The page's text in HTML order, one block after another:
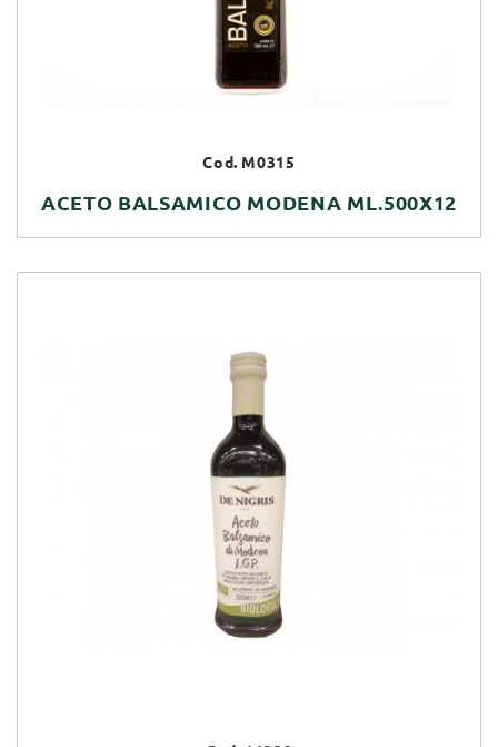
Cod. M0315
ACETO BALSAMICO MODENA ML.500X12